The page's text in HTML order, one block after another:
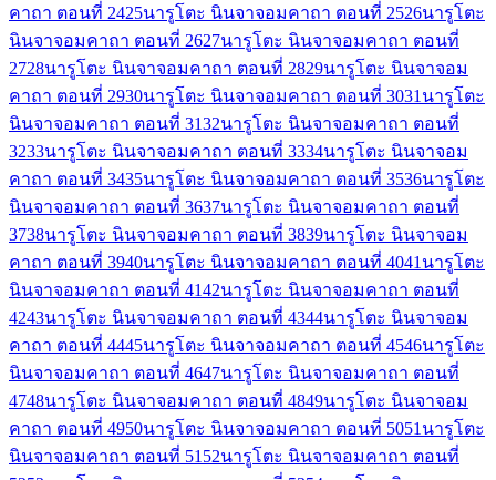
คาถา ตอนที่ 2425นารูโตะ นินจาจอมคาถา ตอนที่ 2526นารูโตะ
นินจาจอมคาถา ตอนที่ 2627นารูโตะ นินจาจอมคาถา ตอนที่
2728นารูโตะ นินจาจอมคาถา ตอนที่ 2829นารูโตะ นินจาจอม
คาถา ตอนที่ 2930นารูโตะ นินจาจอมคาถา ตอนที่ 3031 นารูโตะ
นินจาจอมคาถา ตอนที่ 3132นารูโตะ นินจาจอมคาถา ตอนที่
3233นารูโตะ นินจาจอมคาถา ตอนที่ 3334นารูโตะ นินจาจอม
คาถา ตอนที่ 3435นารูโตะ นินจาจอมคาถา ตอนที่ 3536นารูโตะ
นินจาจอมคาถา ตอนที่ 3637นารูโตะ นินจาจอมคาถา ตอนที่
3738นารูโตะ นินจาจอมคาถา ตอนที่ 3839นารูโตะ นินจาจอม
คาถา ตอนที่ 3940นารูโตะ นินจาจอมคาถา ตอนที่ 4041 นารูโตะ
นินจาจอมคาถา ตอนที่ 4142นารูโตะ นินจาจอมคาถา ตอนที่
4243นารูโตะ นินจาจอมคาถา ตอนที่ 4344นารูโตะ นินจาจอม
คาถา ตอนที่ 4445นารูโตะ นินจาจอมคาถา ตอนที่ 4546นารูโตะ
นินจาจอมคาถา ตอนที่ 4647นารูโตะ นินจาจอมคาถา ตอนที่
4748นารูโตะ นินจาจอมคาถา ตอนที่ 4849นารูโตะ นินจาจอม
คาถา ตอนที่ 4950นารูโตะ นินจาจอมคาถา ตอนที่ 5051 นารูโตะ
นินจาจอมคาถา ตอนที่ 51 52นารูโตะ นินจาจอมคาถา ตอนที่